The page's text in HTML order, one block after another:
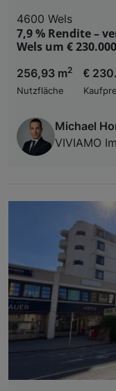
4600 Wels
7,9 % Rendite –
Wels um €
256,93 m2
Nutzfläche
€
Michael
VIVIAMO